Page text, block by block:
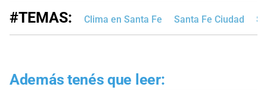
#TEMAS: Clima en Santa Fe Santa Fe Ciudad
Además tenés que leer: